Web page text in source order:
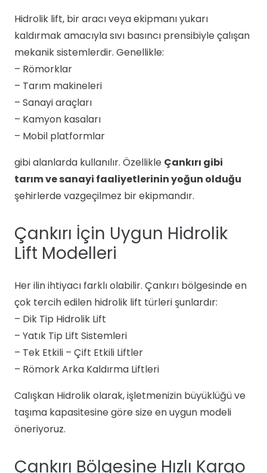
Hidrolik lift, bir aracı veya ekipmanı yukarı
kaldırmak amacıyla sıvı basıncı prensibiyle çalışan
mekanik sistemlerdir. Genellikle:
– Römorklar
– Tarım makineleri
– Sanayi araçları
– Kamyon kasaları
– Mobil platformlar
gibi alanlarda kullanılır. Özellikle Çankırı gibi
tarım ve sanayi faaliyetlerinin yoğun olduğu
şehirlerde vazgeçilmez bir ekipmandır.
Çankırı İçin Uygun Hidrolik
Lift Modelleri
Her ilin ihtiyacı farklı olabilir. Çankırı bölgesinde en
çok tercih edilen hidrolik lift türleri şunlardır:
– Dik Tip Hidrolik Lift
– Yatık Tip Lift Sistemleri
– Tek Etkili – Çift Etkili Liftler
– Römork Arka Kaldırma Liftleri
Calışkan Hidrolik olarak, işletmenizin büyüklüğü ve
taşıma kapasitesine göre size en uygun modeli
öneriyoruz.
Çankırı Bölgesine Hızlı Kargo